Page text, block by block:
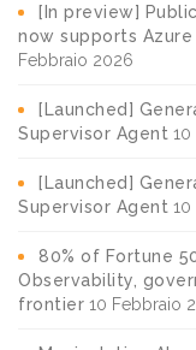
[In preview]
now supports Azure
Febbraio 2026
[Launched]
Supervisor Agent 10
[Launched]
Supervisor Agent 10
80% of Fortune
Observability,
frontier 10 Febbraio